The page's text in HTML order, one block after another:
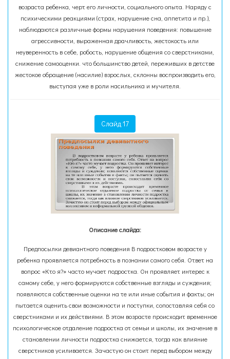
возраста ребенка, черт его личности, социального опыта. Наряду с
психическими реакциями (страх, нарушение сна, аппетита и пр.),
наблюдаются различные формы нарушения поведения: повышение
агрессивности, выраженная драчливость, жестокость или
неуверенность в себе, робость, нарушение общения со сверстниками,
снижение самооценки. что большинство детей, переживших в детстве
жестокое обращение (насилие) взрослых, склонны воспроизводить его,
выступая уже в роли насильника и мучителя.
Слайд 17
Описание слайда:
Предпосылки девиантного поведения В подростковом возрасте у
ребенка проявляется потребность в познании самого себя. Ответ на
вопрос «Кто я?» часто мучает подростка. Он проявляет интерес к
самому себе, у него формируются собственные взгляды и суждения;
появляются собственные оценки на те или иные события и факты; он
пытается оценить свои возможности и поступки, сопоставляя себя со
сверстниками и их действиями. В этом возрасте происходит временное
психологическое отдаление подростка от семьи и школы, их значение в
становлении личности подростка снижается, тогда как влияние
сверстников усиливается. Зачастую он стоит перед выбором между